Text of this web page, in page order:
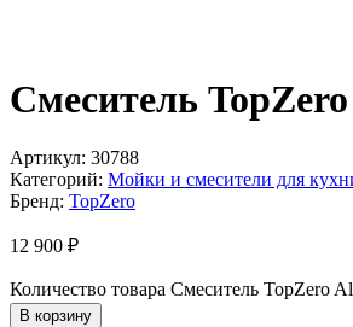
Смеситель
Артикул: 30788
Категорий: Мойки и смесители для
Бренд: TopZero
12 900 ₽
Количество товара Смеситель TopZero
В корзину